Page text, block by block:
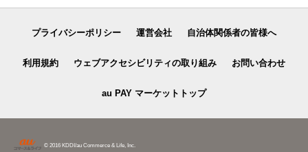
プライバシーポリシー 運営会社 自治体関係者の皆様へ
利用規約 ウェブアクセシビリティの取り組み お問い合わせ
au PAY マーケットトップ
© 2016 KDDI/au Commerce & Life, Inc.